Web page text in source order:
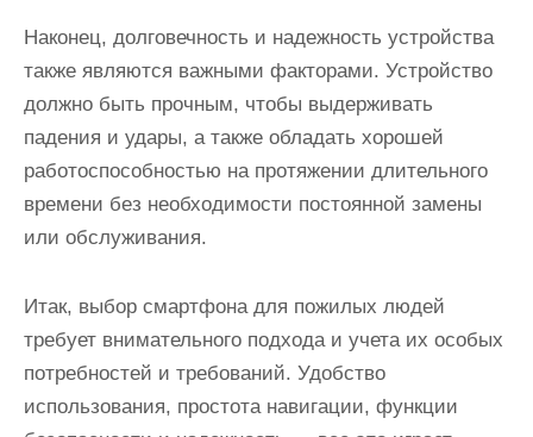
Наконец, долговечность и надежность устройства
также являются важными факторами. Устройство
должно быть прочным, чтобы выдерживать
падения и удары, а также обладать хорошей
работоспособностью на протяжении длительного
времени без необходимости постоянной замены
или обслуживания.
Итак, выбор смартфона для пожилых людей
требует внимательного подхода и учета их особых
потребностей и требований. Удобство
использования, простота навигации, функции